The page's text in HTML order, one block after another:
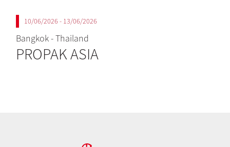
10/06/2026 - 13/06/2026
Bangkok - Thailand
PROPAK ASIA